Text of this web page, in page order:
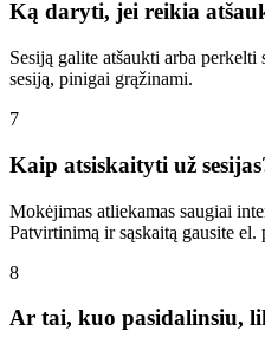
Ką daryti, jei reikia
Sesiją galite atšaukti arba
sesiją, pinigai grąžinami.
7
Kaip atsiskaityti už
Mokėjimas atliekamas saugiai
Patvirtinimą ir sąskaitą gausite el.
8
Ar tai, kuo pasidalinsiu,